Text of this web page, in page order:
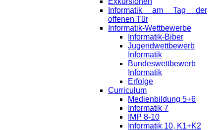
Informatik am Tag der
offenen Tür
Informatik-Wettbewerbe
Informatik-Biber
Jugendwettbewerb
Informatik
Bundeswettbewerb
Informatik
Erfolge
Curriculum
Medienbildung 5+6
Informatik 7
IMP 8-10
Informatik 10, K1+K2